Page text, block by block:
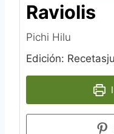
Raviolis
Pichi Hilu
Edición: